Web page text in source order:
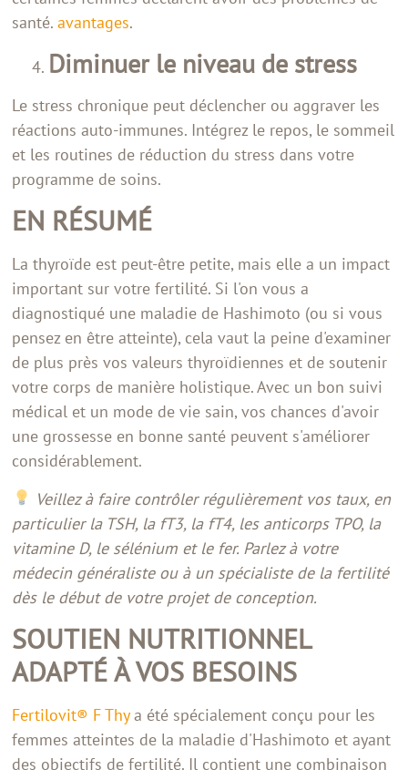
santé.avantages.
Diminuer le niveau de stress
Le stress chronique peut déclencher ou aggraver les
réactions auto-immunes. Intégrez le repos, le sommeil
et les routines de réduction du stress dans votre
programme de soins.
EN RÉSUMÉ
La thyroïde est peut-être petite, mais elle a un impact
important sur votre fertilité. Si l'on vous a
diagnostiqué une maladie de Hashimoto (ou si vous
pensez en être atteinte), cela vaut la peine d'examiner
de plus près vos valeurs thyroïdiennes et de soutenir
votre corps de manière holistique. Avec un bon suivi
médical et un mode de vie sain, vos chances d'avoir
une grossesse en bonne santé peuvent s'améliorer
considérablement.
Veillez à faire contrôler régulièrement vos taux, en
particulier la TSH, la fT3, la fT4, les anticorps TPO, la
vitamine D, le sélénium et le fer. Parlez à votre
médecin généraliste ou à un spécialiste de la fertilité
dès le début de votre projet de conception.
SOUTIEN NUTRITIONNEL
ADAPTÉ À VOS BESOINS
Fertilovit® F Thya été spécialement conçu pour les
femmes atteintes de la maladie d'Hashimoto et ayant
des objectifs de fertilité. Il contient une combinaison